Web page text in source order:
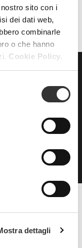
sito con i
dei dati web,
combinarle
o che hanno
Cookie Policy.
dettagli